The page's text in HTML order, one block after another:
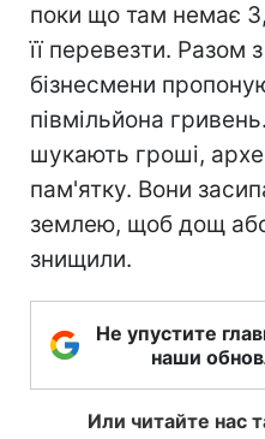
поки що там немає
її перевезти. Разом
бізнесмени
півмільйона
шукають гроші,
пам'ятку. Вони
землею, щоб дощ або
знищили.
Не упустите
наши
Или читайте нас